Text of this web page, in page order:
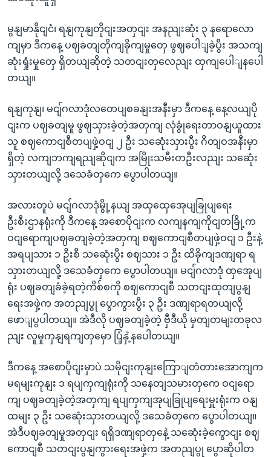
မွနျမာနိုငျငံ၊ ရနျကုနျတိုငျးအတှငျး အနညျးဆုံး ၃ နရောလော
ကျမှာ ဒီကနေ့ ပဈခတျတိုကျခိုကျမှုတှေ ဖွဈပေါျခဲ့ပွီး အသကျ
ဆုံးရှုံးမှုတှေ ရှိတယျဆိုတဲ့ သတငျးတှလေညျး ထှကျပေါျနပေါ
တယျ။
ရနျကုနျ၊ မငျ်ဂလာဒုံလတေပျစခနျးအနီးမှာ ဒီကနေ့ နေ့လယျပို
ငျးက ပဈခတျမှု ဖွဈသှားခဲ့တဲ့အတှကျ လုံခွုံရေးတာဝနျယူထား
သူ စဈကောငျစီတပျဖှဲ့ဝငျ ၂ ဦး သဆေုံးသှားပွီး ဂိတျဝအနီးမှာ
ရှိတဲ့ လကျဘကျရညျဆိုငျက အမြိုးသမီးတဦးလညျး သဆေုံး
သှားတယျလို့ ဒသေခံတှကေ ပွောပါတယျ။
အလားတူပဲ မငျ်ဂလာဒုံမွို့နယျ အထှထှေအေုပျခြုပျရေး
ဦးစီးဌာနရုံးကို ဒီကနေ့ အစောပိုငျးက လကျနကျကိုငျတခြို့က
ဝငျရောကျပဈခတျခဲ့တဲ့အတှကျ စဈကောငျစီတပျဖှဲ့ဝငျ ၁ ဦးနဲ့
အရပျသား ၁ ဦးစီ သဆေုံးပွီး စဈသား ၁ ဦး ထိခိုကျဒဏျရာ ရ
သှားတယျလို့ ဒသေခံတှကေ ပွောပါတယျ။ မငျ်ဂလာဒုံ ထှအေုပျ
ရုံး ပဈခတျခံခဲ့ရတဲ့ကိစ်စကို စဈကောငျစီ သတငျးထုတျပွနျ
ရေးအဖှဲ့က အတညျပွု ပွောကွားပွီး ၃ ဦး ဒဏျရာရတယျလို့
ဖောျပွပါတယျ။ အဲဒီလို ပဈခတျခဲ့တဲ့ ဗှီဒီယို မှတျတမျးတခုလ
ညျး လူမှုကှနျရကျတှမှော ပြံ့နှံ့နပေါတယျ။
ဒီကနေ့ အစောပိုငျးမှာပဲ သမိုငျးကုနျးကြောျတံတားအောကျက
မရမျးကုနျး ၁ ရပျကှကျရုံးကို သနေတျသမားတှကေ ဝငျရော
ကျ ပဈခတျခဲ့တဲ့အတှကျ ရပျကှကျအုပျခြုပျရေးမှူးရုံးက ဝနျ
ထမျး ၃ ဦး သဆေုံးသှားတယျလို့ ဒသေခံတှကေ ပွောပါတယျ။
အဲဒီပဈခတျမှုအတှငျး ရရှိဒဏျရာတှနေဲ့ သဆေုံးခဲ့ကွောငျး စဈ
ကောငျစီ သတငျးပွနျကွားရေးအဖှဲ့က အတညျပွု ပွောဆိုပါတ